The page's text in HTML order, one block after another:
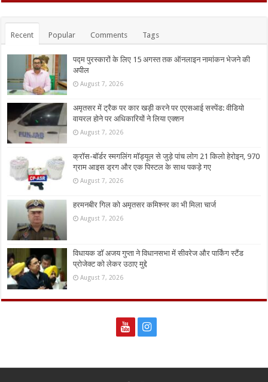
Recent Popular Comments Tags
पद्म पुरस्कारों के लिए 15 अगस्त तक ऑनलाइन नामांकन भेजने की
अपील
August 7, 2026
अमृतसर में ट्रैक पर कार खड़ी करने पर एएसआई सस्पेंड: वीडियो
वायरल होने पर अधिकारियों ने लिया एक्शन
August 7, 2026
क्रॉस-बॉर्डर स्मगलिंग मॉड्यूल से जुड़े पांच लोग 21 किलो हेरोइन, 970
ग्राम आइस ड्रग और एक पिस्टल के साथ पकड़े गए
August 7, 2026
हरमनबीर गिल को अमृतसर कमिश्नर का भी मिला चार्ज
August 7, 2026
विधायक डॉ अजय गुप्ता ने विधानसभा में सीवरेज और पार्किंग स्टैंड
प्रोजेक्ट को लेकर उठाए मुद्दे
August 7, 2026